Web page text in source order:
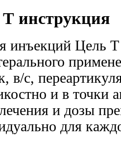
инструкция
инъекций Цель Т
в/с,
и в точки
и дозы
для